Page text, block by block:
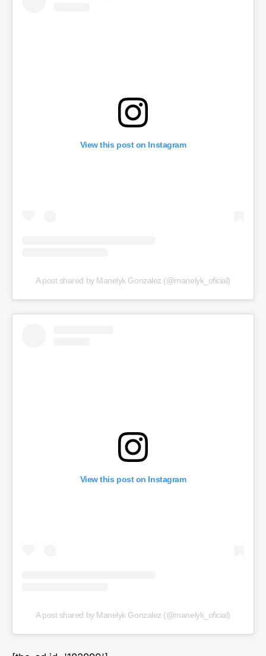
View this post on Instagram
A post shared by Manelyk Gonzalez (@manelyk_oficial)
View this post on Instagram
A post shared by Manelyk Gonzalez (@manelyk_oficial)